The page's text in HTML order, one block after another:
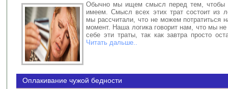
Обычно мы ищем смысл перед тем, чтобы
имеем. Смысл всех этих трат состоит из
мы рассчитали, что не можем потратиться
момент. Наша логика говорит нам, что мы
себе эти траты, так как завтра просто
Читать дальше..
Оплакивание чужой бедности